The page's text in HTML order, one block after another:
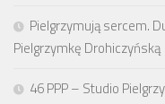
Pielgrzymują sercem.
Pielgrzymkę Drohiczyńską
46 PPP – Studio